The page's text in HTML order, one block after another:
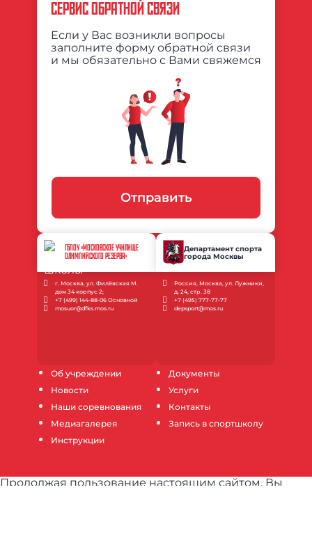
Об учреждении
Новости
Наши соревнования
Медиагалерея
Инструкции
Документы
Услуги
Контакты
Запись в спортшколу
СЕРВИС ОБРАТНОЙ СВЯЗИ
Если у Вас возникли вопросы
заполните форму обратной связи
и мы обязательно с Вами свяжемся
Отправить
ГБПОУ «МОСКОВСКОЕ УЧИЛИЩЕ
ОЛИМПИЙСКОГО РЕЗЕРВА»
г. Москва, ул. Филёвская М.
дом 34 корпус 2;
+7 (499) 144-88-06 Основной
mosuor@dfks.mos.ru
Департамент спорта
города Москвы
Россия, Москва, ул. Лужники,
д. 24, стр. 38
+7 (495) 777-77-77
depsport@mos.ru
Продолжая пользование настоящим сайтом, Вы